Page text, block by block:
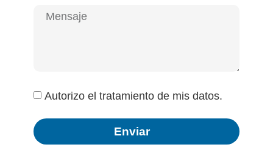
Autorizo el tratamiento de mis datos.
Enviar